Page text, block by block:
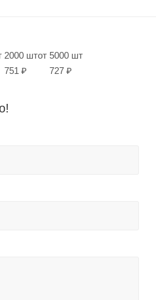
2000 шт
751 ₽
от 5000 шт
727 ₽